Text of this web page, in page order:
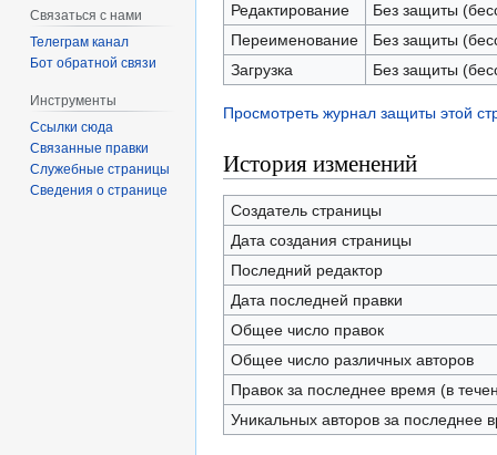
Редактирование
Без защиты
Переименование
Без защиты
Загрузка
Без защиты
Просмотреть журнал защиты этой
История изменений
Создатель страницы
Дата создания страницы
Последний редактор
Дата последней правки
Общее число правок
Общее число различных авторов
Правок за последнее время (в
Уникальных авторов за последнее
Связаться с нами
Телеграм канал
Бот обратной связи
Инструменты
Ссылки сюда
Связанные правки
Служебные страницы
Сведения о странице